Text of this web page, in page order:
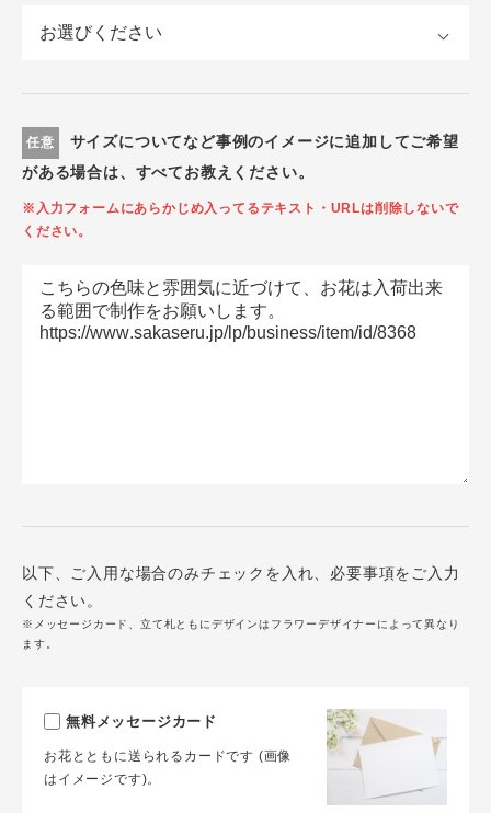
任意
サイズについてなど事例のイメージに追加してご希望
がある場合は、すべてお教えください。
※入力フォームにあらかじめ入ってるテキスト・URLは削除しないで
ください。
以下、ご入用な場合のみチェックを入れ、必要事項をご入力
ください。
※メッセージカード、立て札ともにデザインはフラワーデザイナーによって異なり
ます。
無料メッセージカード
お花とともに送られるカードです (画像
はイメージです)。